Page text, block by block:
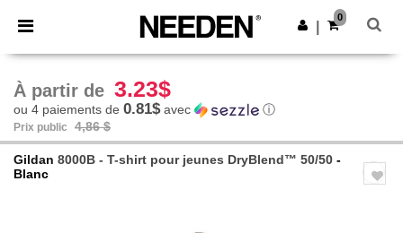
× Appli Needen
Meilleurs prix sur l’app !
Obtenir l'appli
0
À partir de 3.23$
ou 4 paiements de 0.81$avec ⓘ
Prix public 4,86 $
Gildan 8000B - T-shirt pour jeunes DryBlend™ 50/50 -
Blanc